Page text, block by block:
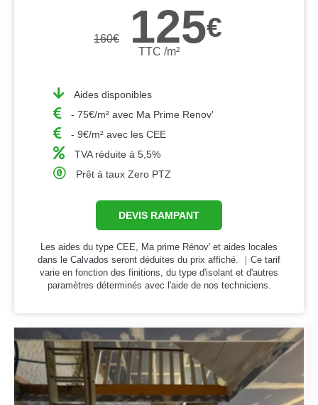
160€ 125€
TTC /m²
Aides disponibles
- 75€/m² avec Ma Prime Renov'
- 9€/m² avec les CEE
TVA réduite à 5,5%
Prêt à taux Zero PTZ
DEVIS RAMPANT
Les aides du type CEE, Ma prime Rénov' et aides locales
dans le Calvados seront déduites du prix affiché. ｜Ce tarif
varie en fonction des finitions, du type d'isolant et d'autres
paramètres déterminés avec l'aide de nos techniciens.